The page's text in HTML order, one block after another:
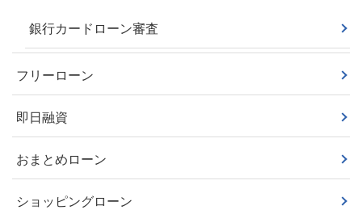
銀行カードローン審査
フリーローン
即日融資
おまとめローン
ショッピングローン